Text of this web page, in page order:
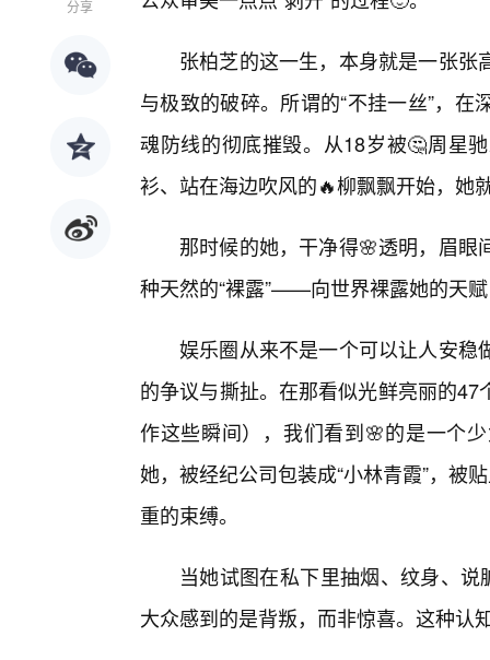
分享
张柏芝的这一生，本身就是一张
与极致的破碎。所谓的“不挂一丝”，
魂防线的彻底摧毁。从18岁被🤔周星
衫、站在海边吹风的🔥柳飘飘开始，她
那时候的她，干净得🌸透明，眉
种天然的“裸露”——向世界裸露她的天
娱乐圈从来不是一个可以让人安稳
的争议与撕扯。在那看似光鲜亮丽的
作这些瞬间），我们看到🌸的是一个
她，被经纪公司包装成“小林青霞”，被
重的束缚。
当她试图在私下里抽烟、纹身、
大众感到的是背叛，而非惊喜。这种认